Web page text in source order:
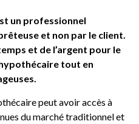
un professionnel
et non par le client.
et de l’argent pour le
tout en
peut avoir accès à
du marché traditionnel et